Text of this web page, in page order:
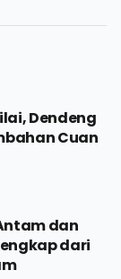
Dendeng
Cuan
dan
dari